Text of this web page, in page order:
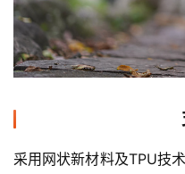
采用网状新材料及TPU技